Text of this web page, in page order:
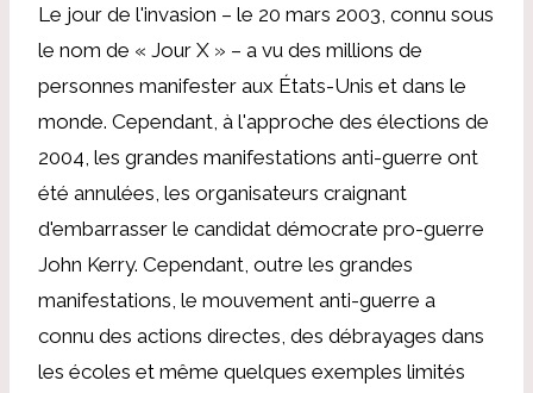
Le jour de l'invasion – le 20 mars 2003, connu sous
le nom de « Jour X » – a vu des millions de
personnes manifester aux États-Unis et dans le
monde. Cependant, à l'approche des élections de
2004, les grandes manifestations anti-guerre ont
été annulées, les organisateurs craignant
d'embarrasser le candidat démocrate pro-guerre
John Kerry. Cependant, outre les grandes
manifestations, le mouvement anti-guerre a
connu des actions directes, des débrayages dans
les écoles et même quelques exemples limités